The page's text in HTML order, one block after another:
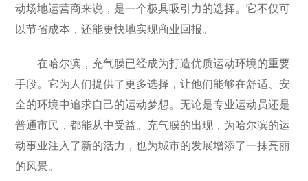
动场地运营商来说，是一个极具吸引力的选择。它不仅可
以节省成本，还能更快地实现商业回报。
在哈尔滨，充气膜已经成为打造优质运动环境的重要
手段。它为人们提供了更多选择，让他们能够在舒适、安
全的环境中追求自己的运动梦想。无论是专业运动员还是
普通市民，都能从中受益。充气膜的出现，为哈尔滨的运
动事业注入了新的活力，也为城市的发展增添了一抹亮丽
的风景。